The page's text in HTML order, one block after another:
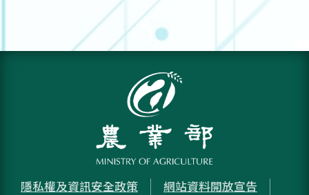
隱私權及資訊安全政策
網站資料開放宣告